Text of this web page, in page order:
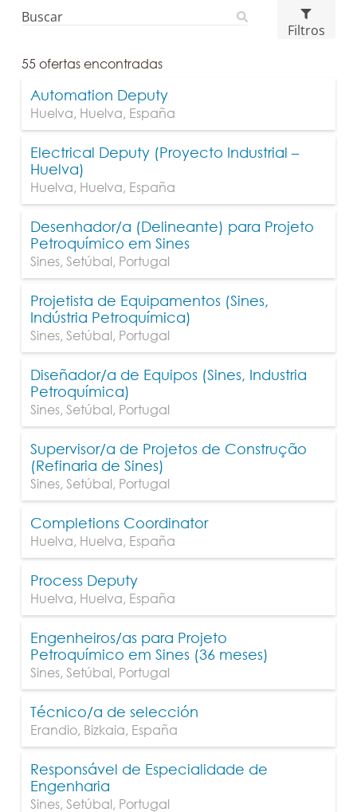
Filtros
55 ofertas encontradas
Automation Deputy
Huelva, Huelva, España
Electrical Deputy (Proyecto Industrial –
Huelva)
Huelva, Huelva, España
Desenhador/a (Delineante) para Projeto
Petroquímico em Sines
Sines,Setúbal, Portugal
Projetista de Equipamentos (Sines,
Indústria Petroquímica)
Sines,Setúbal, Portugal
Diseñador/a de Equipos (Sines, Industria
Petroquímica)
Sines,Setúbal, Portugal
Supervisor/a de Projetos de Construção
(Refinaria de Sines)
Sines,Setúbal, Portugal
Completions Coordinator
Huelva, Huelva, España
Process Deputy
Huelva, Huelva, España
Engenheiros/as para Projeto
Petroquímico em Sines (36 meses)
Sines,Setúbal, Portugal
Técnico/a de selección
Erandio, Bizkaia, España
Responsável de Especialidade de
Engenharia
Sines,Setúbal, Portugal